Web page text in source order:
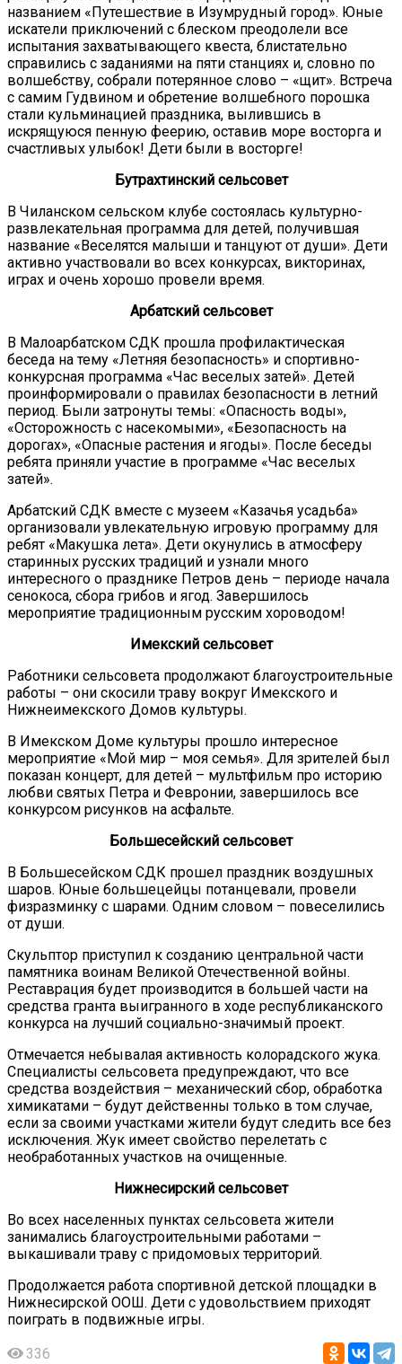
названием «Путешествие в Изумрудный город». Юные
искатели приключений с блеском преодолели все
испытания захватывающего квеста, блистательно
справились с заданиями на пяти станциях и, словно по
волшебству, собрали потерянное слово – «щит». Встреча
с самим Гудвином и обретение волшебного порошка
стали кульминацией праздника, вылившись в
искрящуюся пенную феерию, оставив море восторга и
счастливых улыбок! Дети были в восторге!
Бутрахтинский сельсовет
В Чиланском сельском клубе состоялась культурно-
развлекательная программа для детей, получившая
название «Веселятся малыши и танцуют от души». Дети
активно участвовали во всех конкурсах, викторинах,
играх и очень хорошо провели время.
Арбатский сельсовет
В Малоарбатском СДК прошла профилактическая
беседа на тему «Летняя безопасность» и спортивно-
конкурсная программа «Час веселых затей». Детей
проинформировали о правилах безопасности в летний
период. Были затронуты темы: «Опасность воды»,
«Осторожность с насекомыми», «Безопасность на
дорогах», «Опасные растения и ягоды». После беседы
ребята приняли участие в программе «Час веселых
затей».
Арбатский СДК вместе с музеем «Казачья усадьба»
организовали увлекательную игровую программу для
ребят «Макушка лета». Дети окунулись в атмосферу
старинных русских традиций и узнали много
интересного о празднике Петров день – периоде начала
сенокоса, сбора грибов и ягод. Завершилось
мероприятие традиционным русским хороводом!
Имекский сельсовет
Работники сельсовета продолжают благоустроительные
работы – они скосили траву вокруг Имекского и
Нижнеимекского Домов культуры.
В Имекском Доме культуры прошло интересное
мероприятие «Мой мир – моя семья». Для зрителей был
показан концерт, для детей – мультфильм про историю
любви святых Петра и Февронии, завершилось все
конкурсом рисунков на асфальте.
Большесейский сельсовет
В Большесейском СДК прошел праздник воздушных
шаров. Юные большецейцы потанцевали, провели
физразминку с шарами. Одним словом – повеселились
от души.
Скульптор приступил к созданию центральной части
памятника воинам Великой Отечественной войны.
Реставрация будет производится в большей части на
средства гранта выигранного в ходе республиканского
конкурса на лучший социально-значимый проект.
Отмечается небывалая активность колорадского жука.
Специалисты сельсовета предупреждают, что все
средства воздействия – механический сбор, обработка
химикатами – будут действенны только в том случае,
если за своими участками жители будут следить все без
исключения. Жук имеет свойство перелетать с
необработанных участков на очищенные.
Нижнесирский сельсовет
Во всех населенных пунктах сельсовета жители
занимались благоустроительными работами –
выкашивали траву с придомовых территорий.
Продолжается работа спортивной детской площадки в
Нижнесирской ООШ. Дети с удовольствием приходят
поиграть в подвижные игры.
336